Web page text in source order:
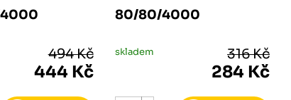
494 Kč
444 Kč
80/80/4000
skladem 316 Kč
284 Kč